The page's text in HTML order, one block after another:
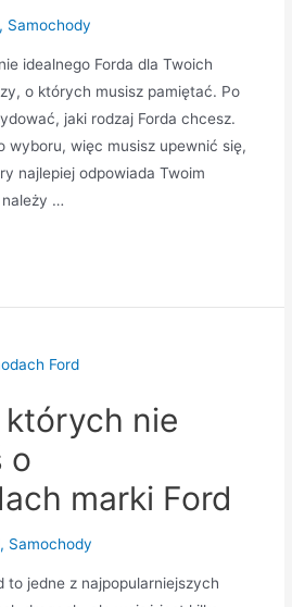
Samochody
idealnego Forda dla Twoich
o których musisz pamiętać. Po
jaki rodzaj Forda chcesz.
wyboru, więc musisz upewnić się,
najlepiej odpowiada Twoim
należy …
nie
o
marki Ford
, Samochody
to jedne z najpopularniejszych